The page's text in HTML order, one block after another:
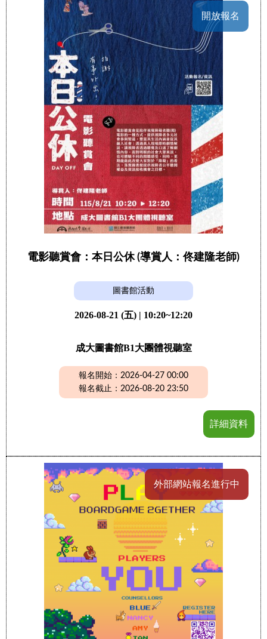
開放報名
電影聽賞會：本日公休 (導賞人：佟建隆老師)
圖書館活動
2026-08-21 (五) | 10:20~12:20
成大圖書館B1大團體視聽室
報名開始：2026-04-27 00:00
報名截止：2026-08-20 23:50
詳細資料
外部網站報名進行中